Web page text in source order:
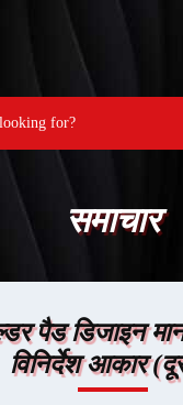
समाचार
पैड डिजाइन
विनिर्देश आकार